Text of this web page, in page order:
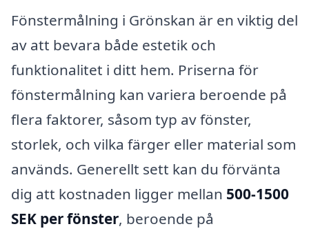
Fönstermålning i Grönskan är en viktig del
av att bevara både estetik och
funktionalitet i ditt hem. Priserna för
fönstermålning kan variera beroende på
flera faktorer, såsom typ av fönster,
storlek, och vilka färger eller material som
används. Generellt sett kan du förvänta
dig att kostnaden ligger mellan 500-1500
SEK per fönster, beroende på